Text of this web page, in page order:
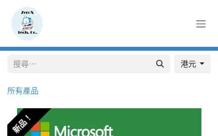
跳至內容
所有產品
港元
新品！